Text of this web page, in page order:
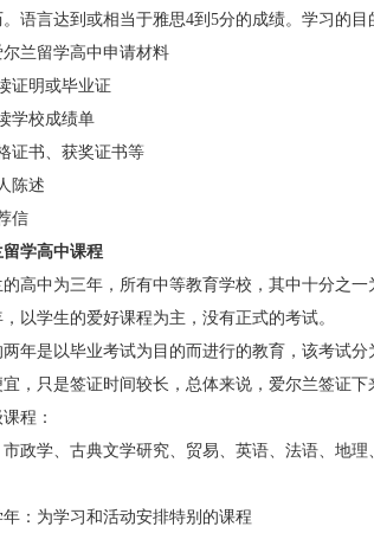
语言达到或相当于雅思4到 5分的成绩。学习的
留学高中申请材料
证明或毕业证
学校成绩单
证书、获奖证书等
陈述
信
学高中课程
中为三年，所有中等教育学校，其中十分之一
以学生的爱好课程为主，没有正式的考试。
是以毕业考试为目的而进行的教育，该考试分
，只是签证时间较长，总体来说，爱尔兰签证下
程：
学、古典文学研究、贸易、英语、法语、地理
为学习和活动安排特别的课程